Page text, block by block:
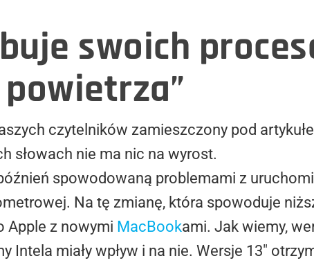
swoich
czytelników zamieszczony pod
słowach nie ma nic na wyrost.
spowodowaną problemami z
Na tę zmianę, która spowoduje
Apple z nowymi MacBookami. Jak wiemy,
miały wpływ i na nie. Wersje 13″